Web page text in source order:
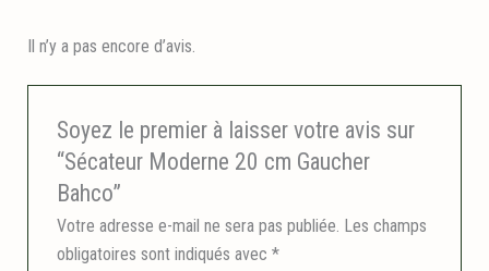
Il n’y a pas encore d’avis.
Soyez le premier à laisser votre avis sur
“Sécateur Moderne 20 cm Gaucher
Bahco”
Votre adresse e-mail ne sera pas publiée. Les champs
obligatoires sont indiqués avec*